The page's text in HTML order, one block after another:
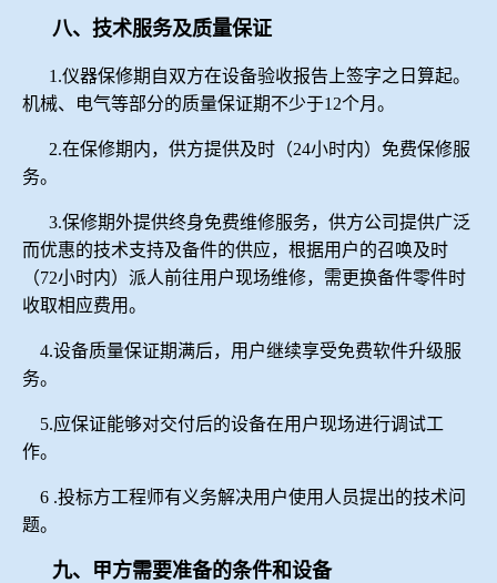
八、技术服务及质量保证
1.仪器保修期自双方在设备验收报告上签字之日算起。
机械、电气等部分的质量保证期不少于12个月。
2.在保修期内，供方提供及时（24小时内）免费保修服
务。
3.保修期外提供终身免费维修服务，供方公司提供广泛
而优惠的技术支持及备件的供应，根据用户的召唤及时
（72小时内）派人前往用户现场维修，需更换备件零件时
收取相应费用。
4.设备质量保证期满后，用户继续享受免费软件升级服
务。
5.应保证能够对交付后的设备在用户现场进行调试工
作。
6 .投标方工程师有义务解决用户使用人员提出的技术问
题。
九、甲方需要准备的条件和设备